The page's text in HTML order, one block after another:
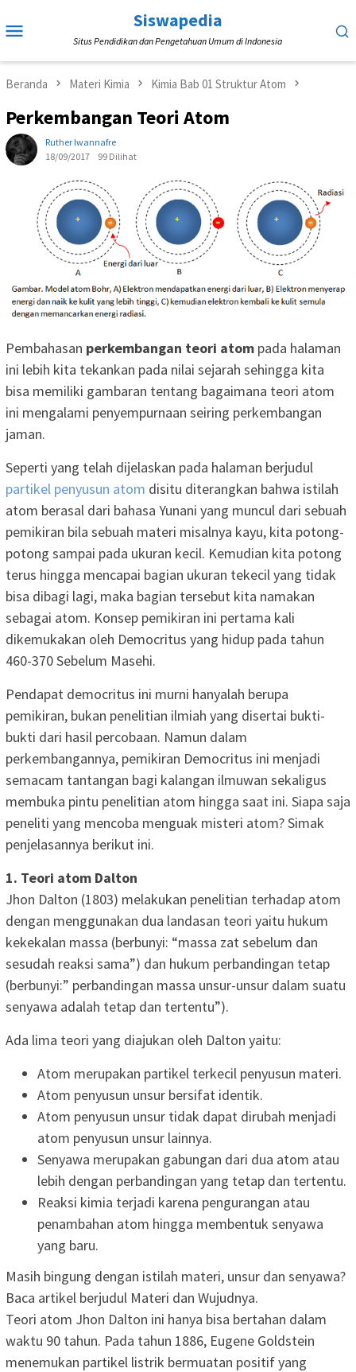
ke
Mobile
Siswapedia
Situs Pendidikan dan Pengetahuan Umum di Indonesia
Beranda Materi Kimia Kimia Bab 01 Struktur Atom
Perkembangan Teori Atom
Ruther Iwannafre
18/09/2017
99 Dilihat
Pembahasan perkembangan teori atom pada halaman
ini lebih kita tekankan pada nilai sejarah sehingga kita
bisa memiliki gambaran tentang bagaimana teori atom
ini mengalami penyempurnaan seiring perkembangan
jaman.
Seperti yang telah dijelaskan pada halaman berjudul
partikel penyusun atom disitu diterangkan bahwa istilah
atom berasal dari bahasa Yunani yang muncul dari sebuah
pemikiran bila sebuah materi misalnya kayu, kita potong-
potong sampai pada ukuran kecil. Kemudian kita potong
terus hingga mencapai bagian ukuran tekecil yang tidak
bisa dibagi lagi, maka bagian tersebut kita namakan
sebagai atom. Konsep pemikiran ini pertama kali
dikemukakan oleh Democritus yang hidup pada tahun
460-370 Sebelum Masehi.
Pendapat democritus ini murni hanyalah berupa
pemikiran, bukan penelitian ilmiah yang disertai bukti-
bukti dari hasil percobaan. Namun dalam
perkembangannya, pemikiran Democritus ini menjadi
semacam tantangan bagi kalangan ilmuwan sekaligus
membuka pintu penelitian atom hingga saat ini. Siapa saja
peneliti yang mencoba menguak misteri atom? Simak
penjelasannya berikut ini.
1. Teori atom Dalton
Jhon Dalton (1803) melakukan penelitian terhadap atom
dengan menggunakan dua landasan teori yaitu hukum
kekekalan massa (berbunyi: “massa zat sebelum dan
sesudah reaksi sama”) dan hukum perbandingan tetap
(berbunyi:” perbandingan massa unsur-unsur dalam suatu
senyawa adalah tetap dan tertentu”).
Ada lima teori yang diajukan oleh Dalton yaitu:
Atom merupakan partikel terkecil penyusun materi.
Atom penyusun unsur bersifat identik.
Atom penyusun unsur tidak dapat dirubah menjadi
atom penyusun unsur lainnya.
Senyawa merupakan gabungan dari dua atom atau
lebih dengan perbandingan yang tetap dan tertentu.
Reaksi kimia terjadi karena pengurangan atau
penambahan atom hingga membentuk senyawa
yang baru.
Masih bingung dengan istilah materi, unsur dan senyawa?
Baca artikel berjudul Materi dan Wujudnya.
Teori atom Jhon Dalton ini hanya bisa bertahan dalam
waktu 90 tahun. Pada tahun 1886, Eugene Goldstein
menemukan partikel listrik bermuatan positif yang